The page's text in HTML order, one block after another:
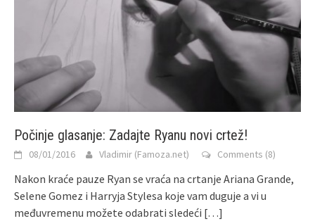
Počinje glasanje: Zadajte Ryanu novi crtež!
08/01/2016 Vladimir (Famoza.net) Comments (8)
Nakon kraće pauze Ryan se vraća na crtanje Ariana Grande,
Selene Gomez i Harryja Stylesa koje vam duguje a vi u
međuvremenu možete odabrati sledeći […]